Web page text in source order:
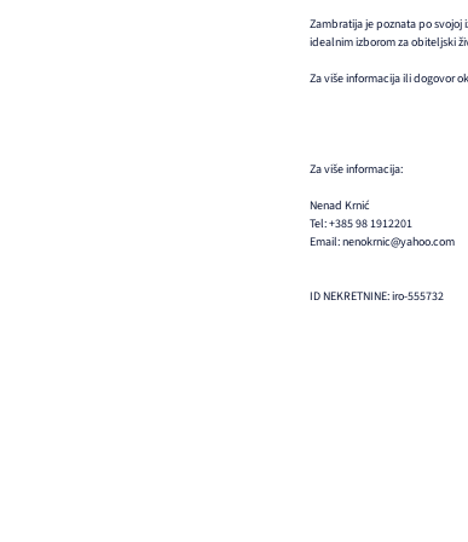
Zambratija je poznata po svojoj
idealnim izborom za obiteljski
Za više informacija ili dogovor
Za više informacija:
Nenad Krnić
Tel: +385 98 1912201
Email: nenokrnic@yahoo.com
ID NEKRETNINE: iro-555732